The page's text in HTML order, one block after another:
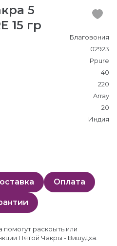
5
15 гр
Благовония
02923
Ppure
40
220
Array
20
Индия
Оплата
помогут раскрыть или
Пятой Чакры - Вишудха.